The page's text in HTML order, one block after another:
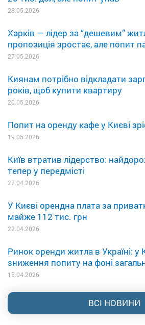
28.05.2026
Харків — лідер за “дешевим”
пропозиція зростає, але попит
27.05.2026
Киянам потрібно відкладати
років, щоб купити квартиру
20.05.2026
Попит на оренду кафе у Києві
19.05.2026
Київ втратив лідерство:
тепер у передмісті
27.04.2026
У Києві орендна плата за
майже 112 тис. грн
22.04.2026
Ринок оренди житла в Україні: у
зниження попиту на фоні
15.04.2026
ВСІ НОВИНИ